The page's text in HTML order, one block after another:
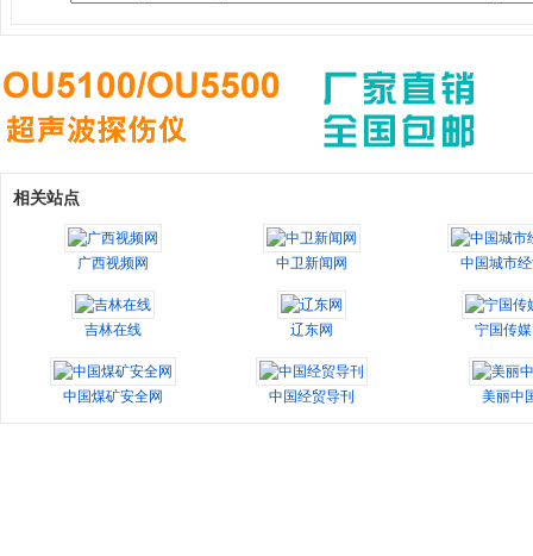
相关站点
广西视频网 中卫新闻网 中国城市
吉林在线 辽东网 宁国传
中国煤矿安全网 中国经贸导刊 美丽中